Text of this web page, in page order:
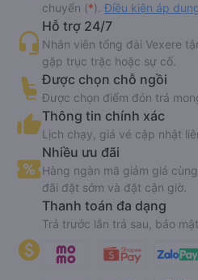
chuyển (*). Điều kiện áp
Hỗ trợ 24/7
Nhân viên tổng đài Vexere
gặp trục trặc hoặc sự cố.
Được chọn chỗ ngồi
Được chọn điểm đón trả
Thông tin chính xác
Lịch chạy, giá vé cập nhật
Nhiều ưu đãi
Hàng ngàn mã giảm giá
đãi đặt sớm và đặt cận giờ.
Thanh toán đa dạng
Trả trước lẫn trả sau, bảo